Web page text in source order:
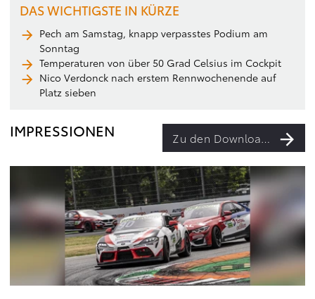
DAS WICHTIGSTE IN KÜRZE
Pech am Samstag, knapp verpasstes Podium am
Sonntag
Temperaturen von über 50 Grad Celsius im Cockpit
Nico Verdonck nach erstem Rennwochenende auf
Platz sieben
IMPRESSIONEN Zu den Downloads